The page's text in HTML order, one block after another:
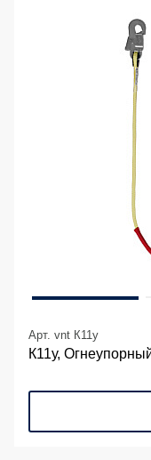
Арт. vnt К11y
К11у,